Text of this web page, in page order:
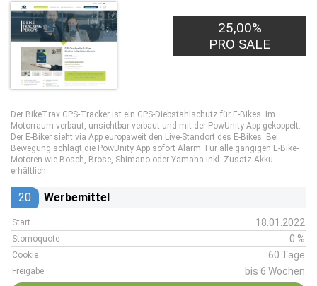
25,00%
PRO SALE
Der BikeTrax GPS-Tracker ist ein GPS-Diebstahlschutz für E-Bikes. Im
Motorraum verbaut, unsichtbar verbaut und mit der PowUnity App gekoppelt.
Der E-Biker sieht via App europaweit den Live-Standort des E-Bikes. Bei
Bewegung schlägt die PowUnity App sofort Alarm. Für alle gängigen E-Bike-
Motoren wie Bosch, Brose, Shimano oder Yamaha inkl. Zusatz-Akku
erhältlich.
20 Werbemittel
Start 18.01.2022
Stornoquote 0 %
Cookie 60 Tage
Freigabe bis 6 Wochen